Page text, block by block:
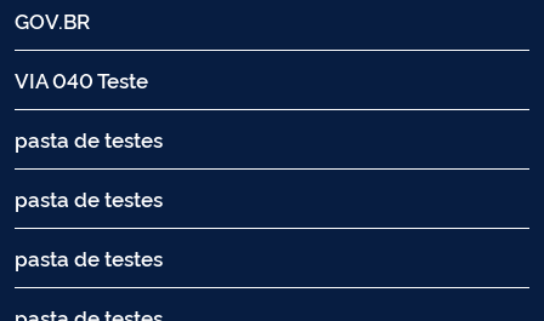
GOV.BR
VIA 040 Teste
pasta de testes
pasta de testes
pasta de testes